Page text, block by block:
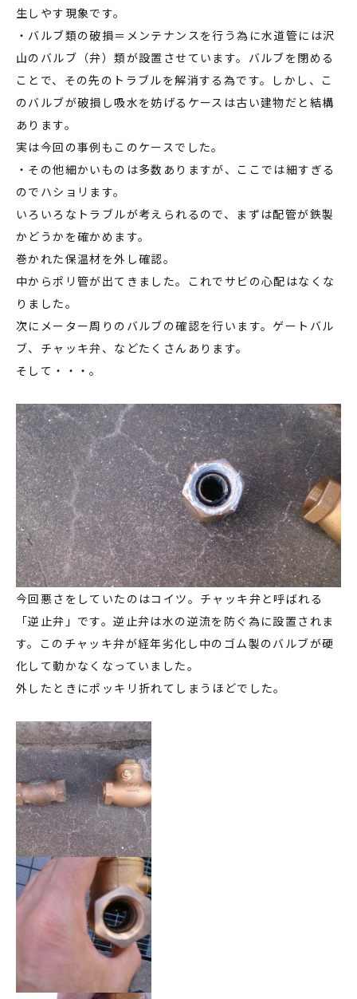
生しやす現象です。
・バルブ類の破損＝メンテナンスを行う為に水道管には沢
山のバルブ（弁）類が設置させています。バルブを閉める
ことで、その先のトラブルを解消する為です。しかし、こ
のバルブが破損し吸水を妨げるケースは古い建物だと結構
あります。
実は今回の事例もこのケースでした。
・その他細かいものは多数ありますが、ここでは細すぎる
のでハショリます。
いろいろなトラブルが考えられるので、まずは配管が鉄製
かどうかを確かめます。
巻かれた保温材を外し確認。
中からポリ管が出てきました。これでサビの心配はなくな
りました。
次にメーター周りのバルブの確認を行います。ゲートバル
ブ、チャッキ弁、などたくさんあります。
そして・・・。
今回悪さをしていたのはコイツ。チャッキ弁と呼ばれる
「逆止弁」です。逆止弁は水の逆流を防ぐ為に設置されま
す。このチャッキ弁が経年劣化し中のゴム製のバルブが硬
化して動かなくなっていました。
外したときにポッキリ折れてしまうほどでした。